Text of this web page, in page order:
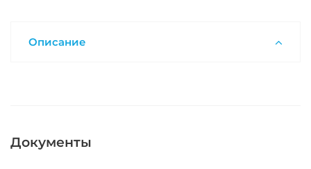
Описание
Документы